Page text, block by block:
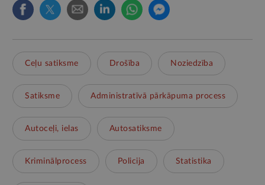
Ceļu satiksme Drošība Noziedzība
Satiksme Administratīvā pārkāpuma process
Autoceļi, ielas Autosatiksme
Kriminālprocess Policija Statistika